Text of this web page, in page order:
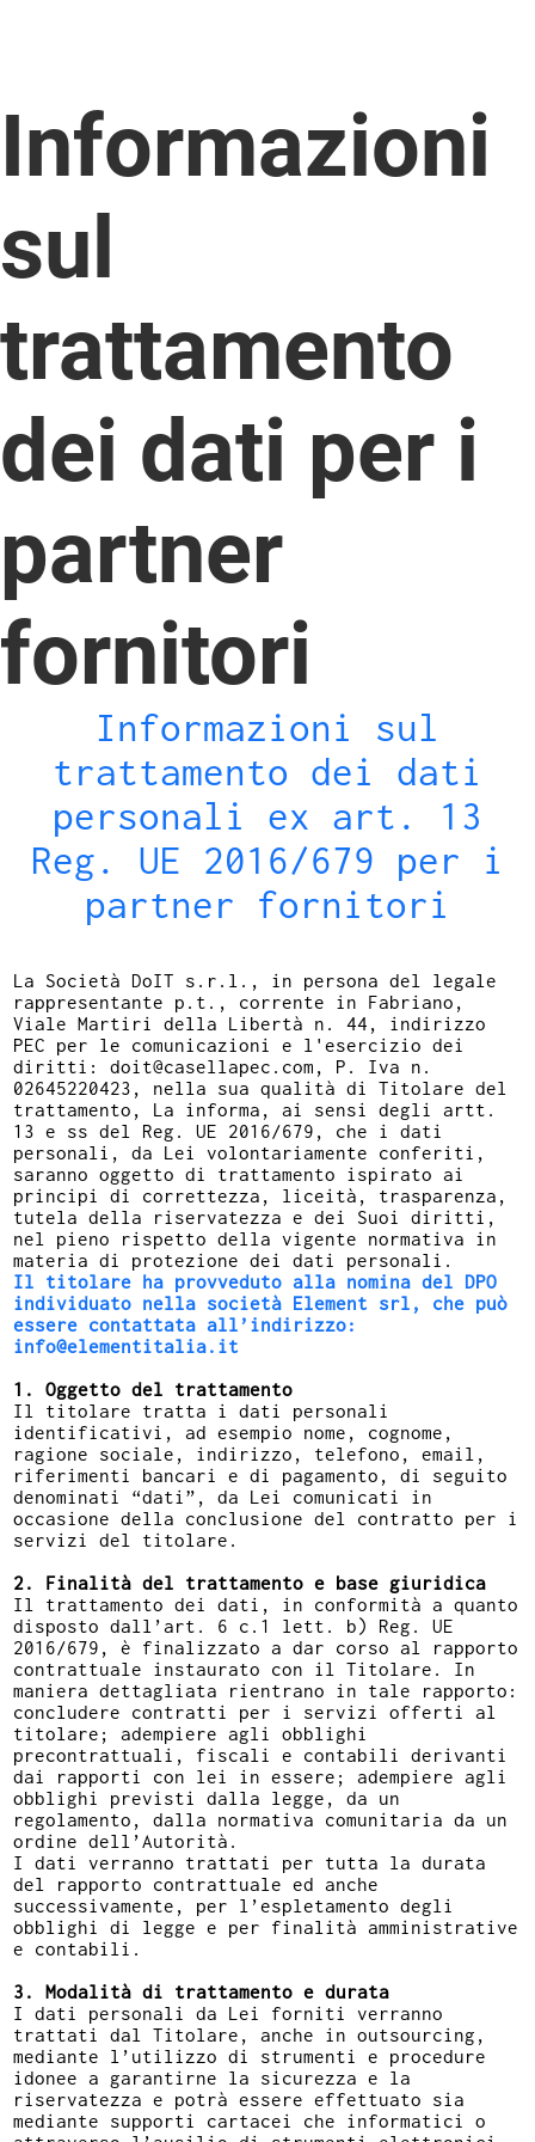
Informazioni sul
trattamento dei dati
personali ex art. 13
Reg. UE 2016/679 per i
partner fornitori
La Società DoIT s.r.l., in persona del legale
rappresentante p.t., corrente in Fabriano,
Viale Martiri della Libertà n. 44, indirizzo
PEC per le comunicazioni e l'esercizio dei
diritti:doit@casellapec.com , P. Iva n.
02645220423, nella sua qualità di Titolare del
trattamento, La informa, ai sensi degli artt.
13 e ss del Reg. UE 2016/679, che i dati
personali, da Lei volontariamente conferiti,
saranno oggetto di trattamento ispirato ai
principi di correttezza, liceità, trasparenza,
tutela della riservatezza e dei Suoi diritti,
nel pieno rispetto della vigente normativa in
materia di protezione dei dati personali.
Il titolare ha provveduto alla nomina del DPO
individuato nella società Element srl, che può
essere contattata all’indirizzo:
info@elementitalia.it
1. Oggetto del trattamento
Il titolare tratta i dati personali
identificativi, ad esempio nome, cognome,
ragione sociale, indirizzo, telefono, email,
riferimenti bancari e di pagamento, di seguito
denominati “dati”, da Lei comunicati in
occasione della conclusione del contratto per i
servizi del titolare.
2. Finalità del trattamento e base giuridica
Il trattamento dei dati, in conformità a quanto
disposto dall’art. 6 c.1 lett. b) Reg. UE
2016/679, è finalizzato a dar corso al rapporto
contrattuale instaurato con il Titolare. In
maniera dettagliata rientrano in tale rapporto:
concludere contratti per i servizi offerti al
titolare; adempiere agli obblighi
precontrattuali, fiscali e contabili derivanti
dai rapporti con lei in essere; adempiere agli
obblighi previsti dalla legge, da un
regolamento, dalla normativa comunitaria da un
ordine dell’Autorità.
I dati verranno trattati per tutta la durata
del rapporto contrattuale ed anche
successivamente, per l’espletamento degli
obblighi di legge e per finalità amministrative
e contabili.
3. Modalità di trattamento e durata
I dati personali da Lei forniti verranno
trattati dal Titolare, anche in outsourcing,
mediante l’utilizzo di strumenti e procedure
idonee a garantirne la sicurezza e la
riservatezza e potrà essere effettuato sia
mediante supporti cartacei che informatici o
Informazioni
sul
trattamento
dei dati per i
partner
fornitori